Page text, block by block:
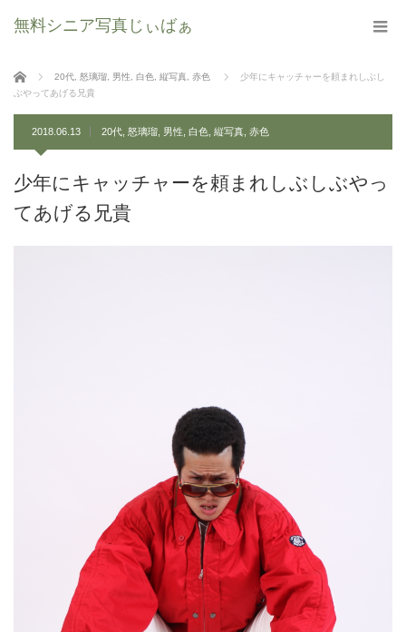
無料シニア写真じぃばぁ
ホーム 20代 怒璃瑠 男性 白色 縦写真 赤色
少年にキャッチャーを頼まれしぶし
ぶやってあげる兄貴
2018.06.13 20代 怒璃瑠 男性 白色 縦写真 赤色
少年にキャッチャーを頼まれしぶしぶやっ
てあげる兄貴